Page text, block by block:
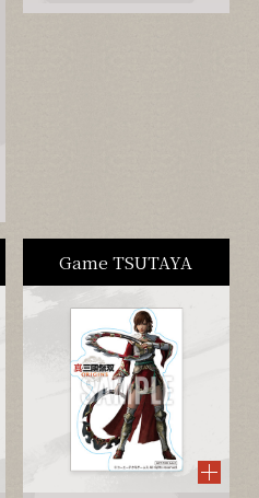
Game TSUTAYA